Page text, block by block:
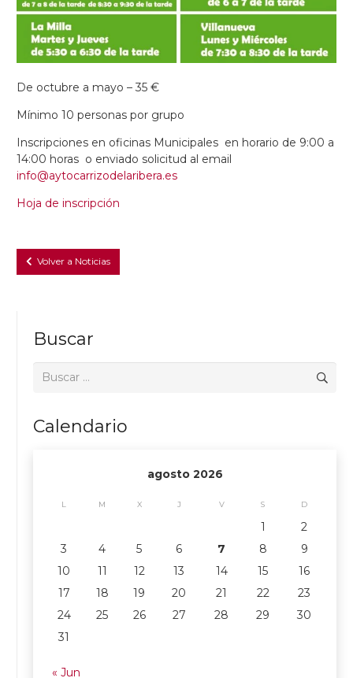
De octubre a mayo – 35 €
Mínimo 10 personas por grupo
Inscripciones en oficinas Municipales en horario de 9:00 a
14:00 horas o enviado solicitud al email
info@aytocarrizodelaribera.es
Hoja de inscripción
Volver a Noticias
Buscar
Buscar:
Calendario
agosto 2026
L M X J V S D
1
2
3
4 5 6 7 8
9
10
11 12 13 14 15
16
17
18 19 20 21 22
23
24
25 26 27 28 29
30
31
« Jun